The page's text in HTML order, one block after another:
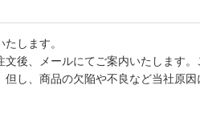
します。
後、メールにてご案内いたします。
し、商品の欠陥や不良など当社原